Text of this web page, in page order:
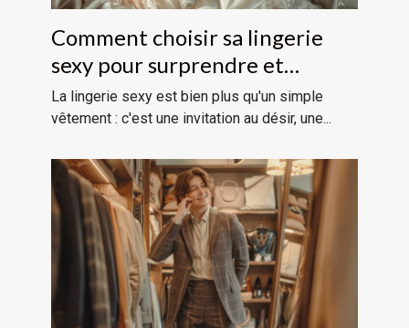
Comment choisir sa lingerie
sexy pour surprendre et
séduire ?
La lingerie sexy est bien plus qu'un simple
vêtement : c'est une invitation au désir, une...